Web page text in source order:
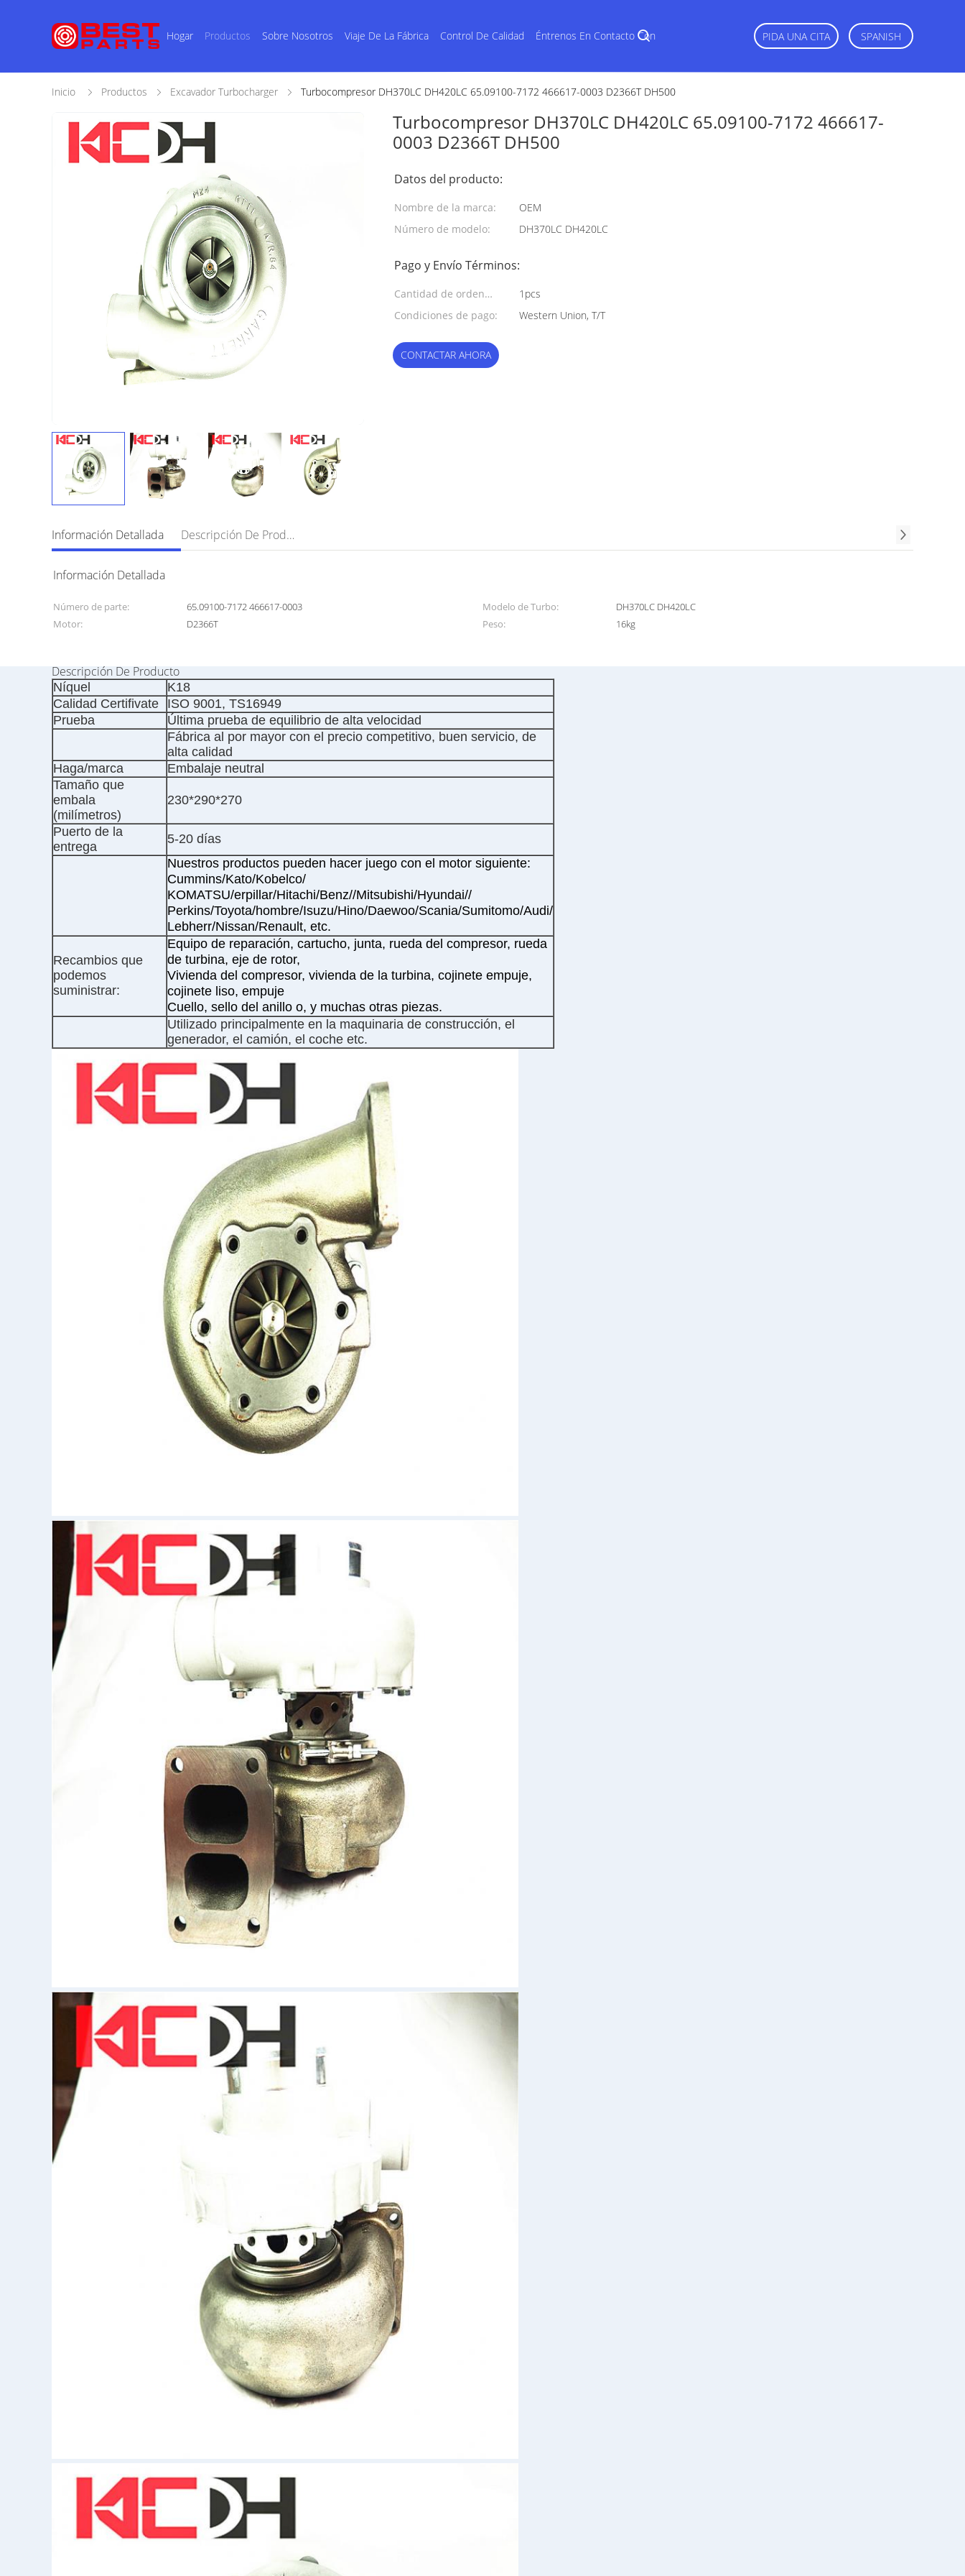
Hogar Productos Sobre Nosotros Viaje De La Fábrica Control De Calidad Éntrenos En Contacto Con PIDA UNA CITA SPANISH
Inicio Productos Excavador Turbocharger Turbocompresor DH370LC DH420LC 65.09100-7172 466617-0003 D2366T DH500
Turbocompresor DH370LC DH420LC 65.09100-7172 466617-
0003 D2366T DH500
Datos del producto:
Nombre de la marca:
OEM
Número de modelo:
DH370LC DH420LC
Pago y Envío Términos:
Cantidad de orden
mínima:
1pcs
Condiciones de pago:
Western Union, T/T
CONTACTAR AHORA
Información Detallada Descripción De Producto
Información Detallada
Número de parte: 65.09100-7172 466617-0003 Modelo de Turbo:
DH370LC DH420LC
Motor:
D2366T Peso: 16kg
Descripción De Producto
Níquel
K18
Calidad Certifivate
ISO 9001, TS16949
Prueba
Última prueba de equilibrio de alta velocidad
Fábrica al por mayor con el precio competitivo, buen servicio, de
alta calidad
Haga/marca
Embalaje neutral
Tamaño que
embala
(milímetros)
230*290*270
Puerto de la
entrega
5-20 días
Nuestros productos pueden hacer juego con el motor siguiente:
Cummins/Kato/Kobelco/
KOMATSU/erpillar/Hitachi/Benz//Mitsubishi/Hyundai//
Perkins/Toyota/hombre/Isuzu/Hino/Daewoo/Scania/Sumitomo/Audi/
Lebherr/Nissan/Renault, etc.
Recambios que
podemos
suministrar:
Equipo de reparación, cartucho, junta, rueda del compresor, rueda
de turbina, eje de rotor,
Vivienda del compresor, vivienda de la turbina, cojinete empuje,
cojinete liso, empuje
Cuello, sello del anillo o, y muchas otras piezas.
Utilizado principalmente en la maquinaria de construcción, el
generador, el camión, el coche etc.